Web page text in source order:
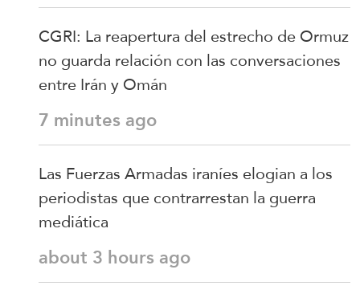
CGRI: La reapertura del estrecho de Ormuz
no guarda relación con las conversaciones
entre Irán y Omán
7 minutes ago
Las Fuerzas Armadas iraníes elogian a los
periodistas que contrarrestan la guerra
mediática
about 3 hours ago